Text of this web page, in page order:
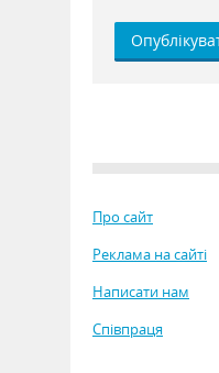
Про сайт
Реклама на сайті
Написати нам
Співпраця